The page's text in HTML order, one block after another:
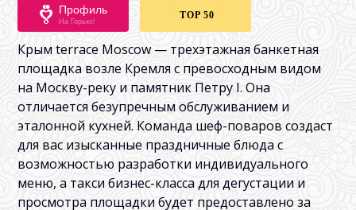
Профиль
На Горько!
TOP 50
Крым terrace Moscow — трехэтажная банкетная
площадка возле Кремля с превосходным видом
на Москву-реку и памятник Петру I. Она
отличается безупречным обслуживанием и
эталонной кухней. Команда шеф-поваров создаст
для вас изысканные праздничные блюда с
возможностью разработки индивидуального
меню, а такси бизнес-класса для дегустации и
просмотра площадки будет предоставлено за